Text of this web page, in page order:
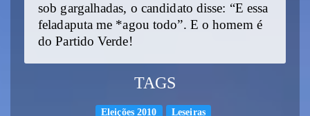
sob gargalhadas, o candidato disse: “E essa
feladaputa me *agou todo”. E o homem é
do Partido Verde!
TAGS
Eleições 2010 Leseiras